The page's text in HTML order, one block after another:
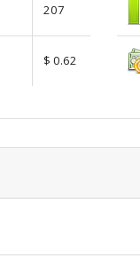
207
$ 0.62